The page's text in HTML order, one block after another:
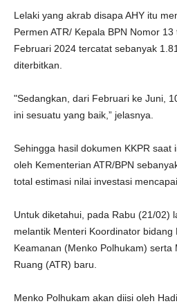
Lelaki yang akrab disapa AHY itu
Permen ATR/ Kepala BPN Nomor
Februari 2024 tercatat sebanyak
diterbitkan.
"Sedangkan, dari Februari ke Juni,
ini sesuatu yang baik,” jelasnya.
Sehingga hasil dokumen KKPR saat
oleh Kementerian ATR/BPN
total estimasi nilai investasi
Untuk diketahui, pada Rabu (21/02)
melantik Menteri Koordinator bidang
Keamanan (Menko Polhukam) serta
Ruang (ATR) baru.
Menko Polhukam akan diisi oleh